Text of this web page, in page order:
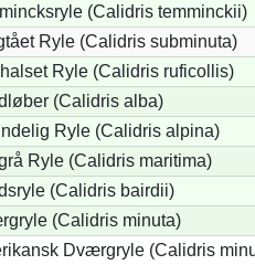
(Calidris temminckii)
Ryle (Calidris subminuta)
Ryle (Calidris ruficollis)
(Calidris alba)
Ryle (Calidris alpina)
Ryle (Calidris maritima)
(Calidris bairdii)
(Calidris minuta)
Dværgryle (Calidris